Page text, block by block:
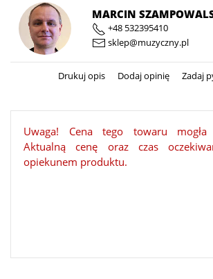
MARCIN
+48 532395410
sklep@muzyczny.pl
Drukuj opis Dodaj opinię Zadaj
Uwaga! Cena tego towaru
Aktualną cenę oraz czas
opiekunem produktu.